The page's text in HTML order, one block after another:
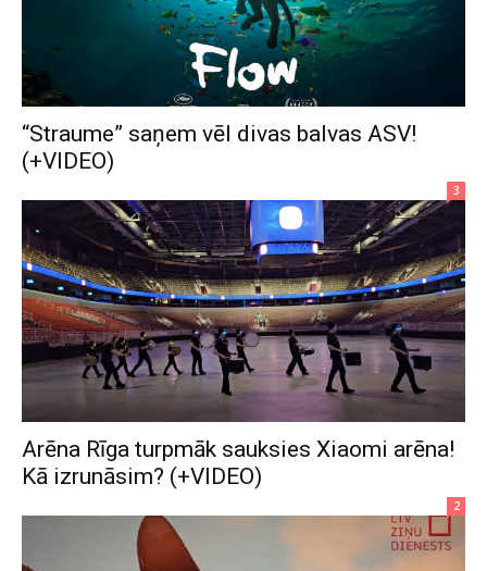
“Straume” saņem vēl divas balvas ASV!
(+VIDEO)
3
Arēna Rīga turpmāk sauksies Xiaomi arēna!
Kā izrunāsim? (+VIDEO)
2